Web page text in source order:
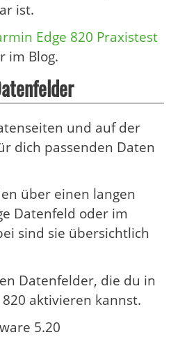
ist.
Edge 820 Praxistest
im Blog.
und auf der
dich passenden Daten
über einen langen
Datenfeld oder im
sind sie übersichtlich
Datenfelder, die du in
aktivieren kannst.
5.20